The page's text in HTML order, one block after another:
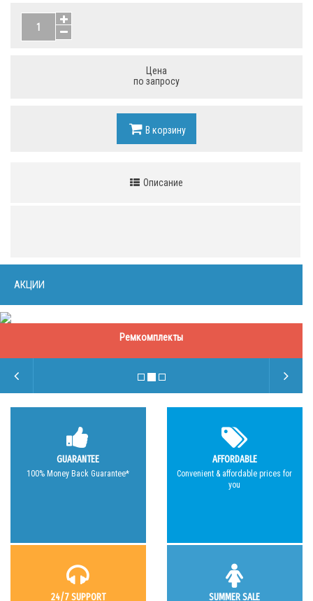
Цена
по запросу
В корзину
Описание
АКЦИИ
Ремкомплекты
GUARANTEE
100% Money Back Guarantee*
AFFORDABLE
Convenient & affordable prices for
you
24/7 SUPPORT SUMMER SALE